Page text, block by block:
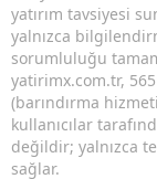
yatırım tavsiyesi
yalnızca
sorumluluğu
yatirimx.com.tr,
(barındırma
kullanıcılar
değildir; yalnızca
sağlar.